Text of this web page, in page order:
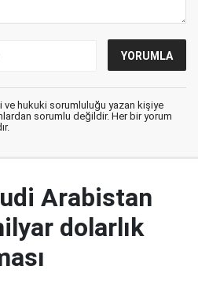
ve hukuki sorumluluğu yazan kişiye
sorumlu değildir. Her bir yorum
Arabistan
dolarlık